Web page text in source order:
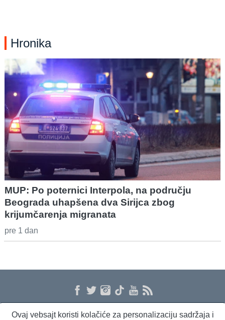
Hronika
MUP: Po poternici Interpola, na području
Beograda uhapšena dva Sirijca zbog
krijumčarenja migranata
pre 1 dan
Ovaj vebsajt koristi kolačiće za personalizaciju sadržaja i